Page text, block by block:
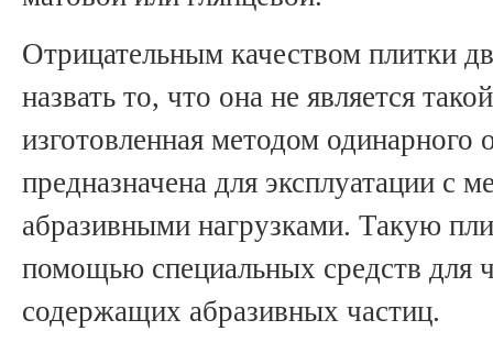
Отрицательным качеством плитки
назвать то, что она не является
изготовленная методом
предназначена для эксплуатации с
абразивными нагрузками. Такую
помощью специальных средств для
содержащих абразивных частиц.